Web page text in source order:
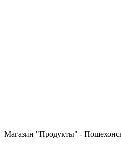
Магазин "Продукты" -